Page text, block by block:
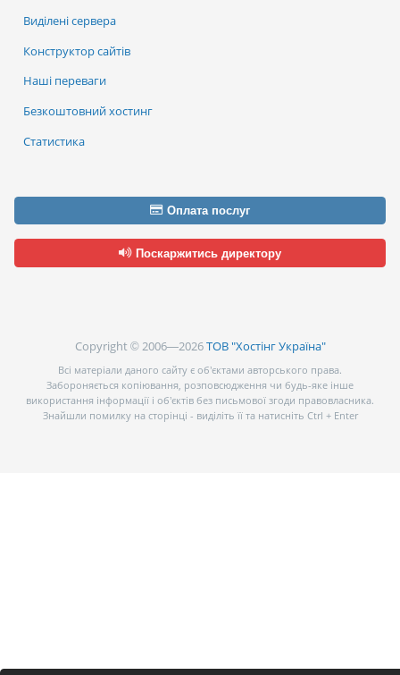
Виділені сервера
Конструктор сайтів
Наші переваги
Безкоштовний хостинг
Статистика
Оплата послуг
Поскаржитись директору
Copyright © 2006—2026ТОВ "Хостінг Україна"
Всі матеріали даного сайту є об’єктами авторського права.
Забороняється копіювання, розповсюдження чи будь-яке інше
використання інформації і об’єктів без письмової згоди правовласника.
Знайшли помилку на сторінці - виділіть її та натисніть Ctrl + Enter